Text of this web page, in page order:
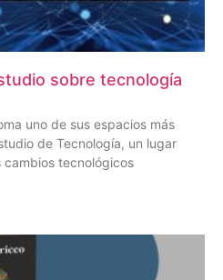
sobre tecnología
uno de sus espacios más
de Tecnología, un lugar
cambios tecnológicos